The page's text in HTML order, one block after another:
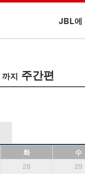
JBL에
주간편
화 수
28 29